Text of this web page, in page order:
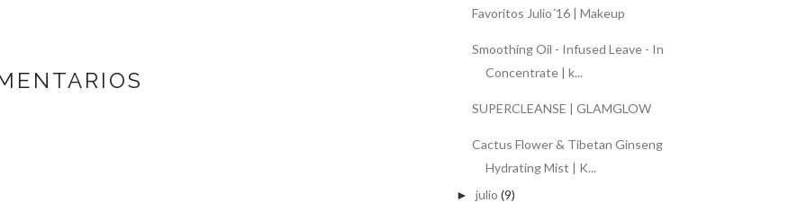
Favoritos Julio´16 | Makeup
Smoothing Oil - Infused Leave - In
Concentrate | k...
SUPERCLEANSE | GLAMGLOW
Cactus Flower & Tibetan Ginseng
Hydrating Mist | K...
► julio (9)